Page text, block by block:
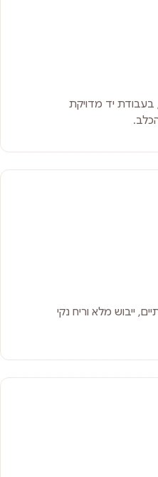
בעבודת יד מדויקת
ייבוש מלא וריח נקי